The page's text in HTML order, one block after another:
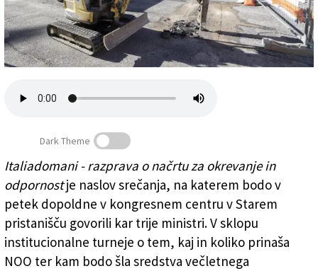
Naročnine
V Starem pristanišču trenutno izvajajo drugo fazo
infrastrukturnih del (FOTODAMJ@N)
Dark Theme
Italiadomani - razprava o načrtu za okrevanje in
odpornostje naslov srečanja, na katerem bodo v
petek dopoldne v kongresnem centru v Starem
pristanišču govorili kar trije ministri. V sklopu
institucionalne turneje o tem, kaj in koliko prinaša
NOO ter kam bodo šla sredstva večletnega